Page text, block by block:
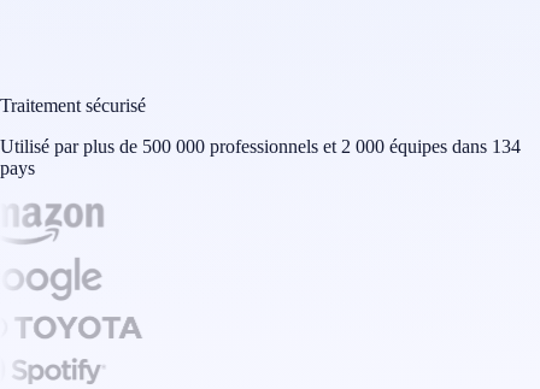
Traitement sécurisé
Utilisé par plus de 500 000 professionnels et 2 000 équipes dans 134
pays